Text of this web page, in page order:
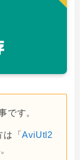
です。
は「AviUtl2